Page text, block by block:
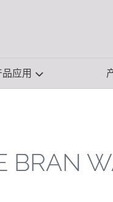
品应用
BRAN